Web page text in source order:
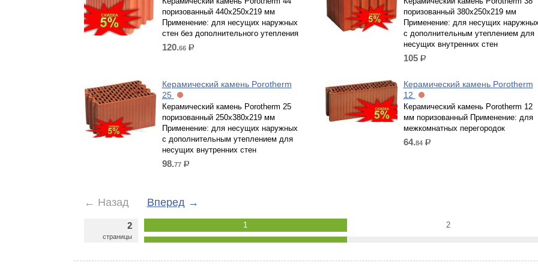
поризованный 440х250х219 мм
Применение: для несущих наружных
стен без дополнительного утепления
120.66 р.
поризованный 380х250х219 мм
Применение: для несущих
с дополнительным утеплением для
несущих внутренних стен
105 р.
Керамический камень Porotherm
25
Керамический камень Porotherm 25
поризованный 250х380х219 мм
Применение: для несущих наружных
с дополнительным утеплением для
несущих внутренних стен
98.77 р.
Керамический камень Porotherm
12
Керамический камень Porotherm 12
мм поризованный Применение: для
межкомнатных перегородок
64.84 р.
← Назад Вперед→
2
страницы
1 2